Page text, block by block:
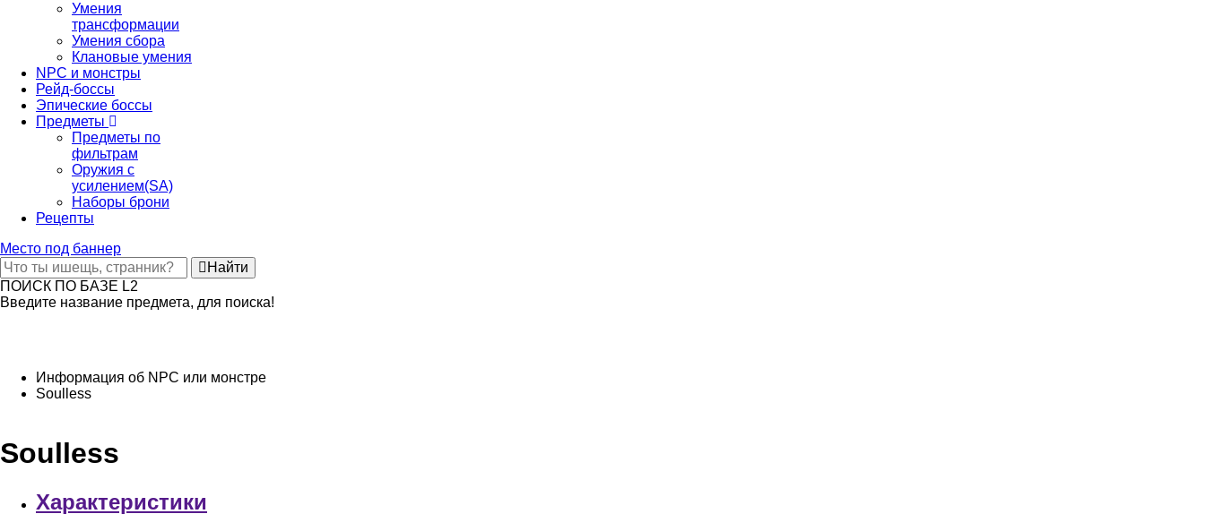
Умения
трансформации
Умения сбора
Клановые умения
NPC и монстры
Рейд-боссы
Эпические боссы
Предметы
Предметы по
фильтрам
Оружия с
усилением(SA)
Наборы брони
Рецепты
Место под баннер
Найти
ПОИСК ПО БАЗЕ L2
Введите название предмета, для поиска!
Информация об NPC или монстре
Soulless
Soulless
Характеристики